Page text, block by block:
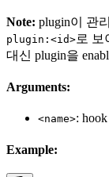
Note: plugin이 관
plugin:<id>로 보
대신 plugin을
Arguments:
<name>:
Example: